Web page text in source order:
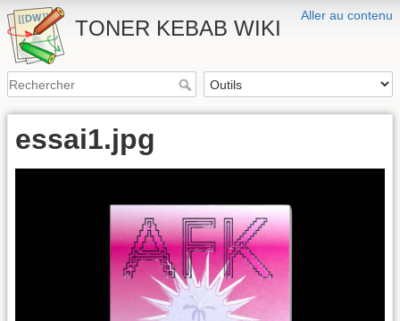
Aller au contenu
TONER KEBAB WIKI
essai1.jpg